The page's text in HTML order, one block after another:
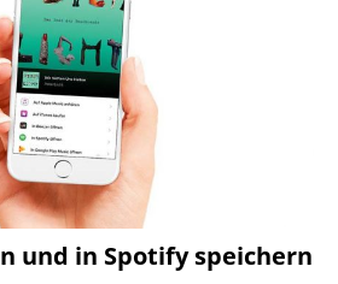
und in Spotify speichern